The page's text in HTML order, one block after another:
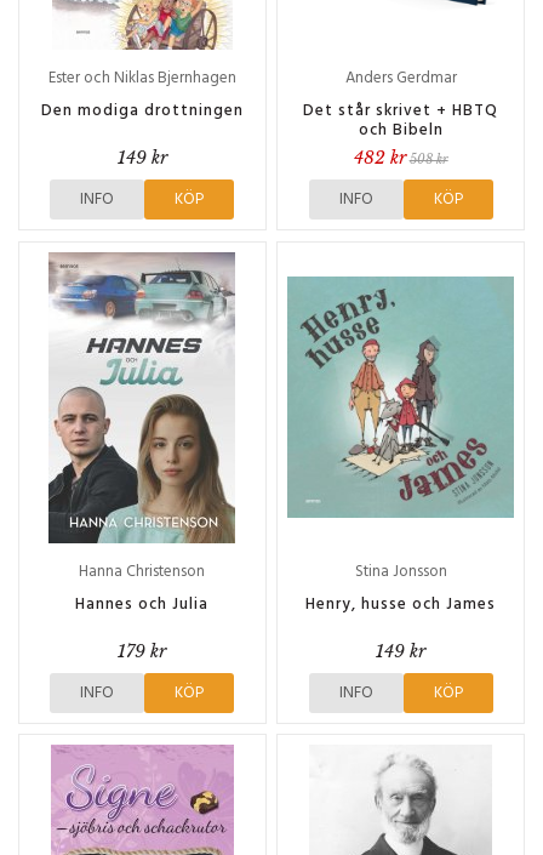
Ester och Niklas Bjernhagen
Den modiga drottningen
149 kr
INFO KÖP
Anders Gerdmar
Det står skrivet + HBTQ
och Bibeln
482 kr 508 kr
INFO KÖP
Hanna Christenson
Hannes och Julia
179 kr
INFO KÖP
Stina Jonsson
Henry, husse och James
149 kr
INFO KÖP